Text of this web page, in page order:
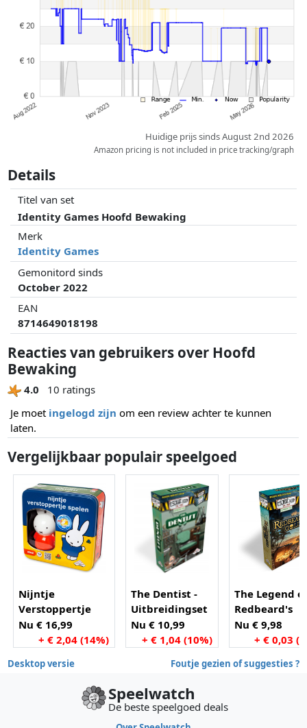
partners hebben hier geen enkele invoed op. Alleen bij gelijke prijzen
kunnen historische prestaties de volgorde beïnvloeden.
Huidige prijs sinds August 2nd 2026
Amazon pricing is not included in price tracking/graph
Details
Titel van set
Identity Games Hoofd Bewaking
Merk
Identity Games
Gemonitord sinds
October 2022
EAN
8714649018198
Reacties van gebruikers over Hoofd
Bewaking
4.0
10 ratings
Je moet ingelogd zijn om een review achter te kunnen
laten.
Vergelijkbaar populair speelgoed
Nijntje
Verstoppertje
Spelen
Nu € 16,99
+ € 2,04 (14%)
The Dentist -
Uitbreidingset
voor Escape
Room The
Nu € 10,99
+ € 1,04 (10%)
The Legend
Redbeard's
Gold -
Room The
Nu € 9,98
+ € 0,03
Desktop versie Foutje gezien of suggesties ?
Speelwatch
De beste speelgoed deals